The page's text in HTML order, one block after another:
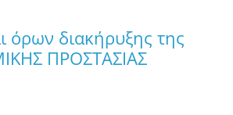
όρων διακήρυξης της
ΠΡΟΣΤΑΣΙΑΣ